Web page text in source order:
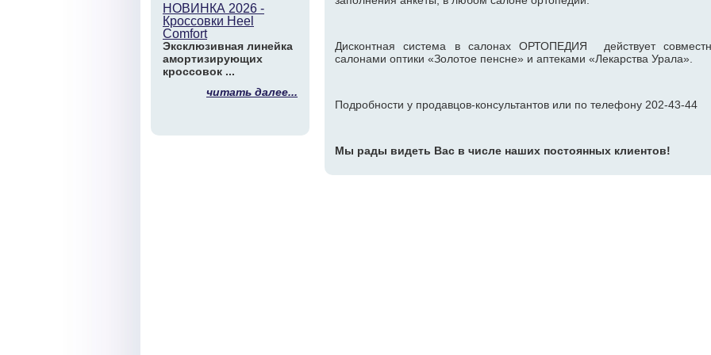
НОВИНКА 2026 -
Кроссовки Heel
Comfort
Эксклюзивная линейка
амортизирующих
кроссовок ...
читать далее...
Дисконтная система в салонах ОРТОПЕДИЯ действует
салонами оптики «Золотое пенсне» и аптеками «Лекарства Урала».
Подробности у продавцов-консультантов или по телефону 202-43-44
Мы рады видеть Вас в числе наших постоянных клиентов!